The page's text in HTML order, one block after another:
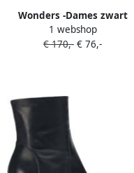
Wonders -Dames zwart
laarzen
1 webshop
€ 170,- € 76,-